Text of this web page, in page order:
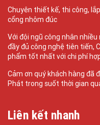
Chuyên thiết kế, thi công,
cổng nhôm đúc
Với đội ngũ công nhân
đầy đủ công nghệ tiên tiến,
phẩm tốt nhất với chi phí
Cảm ơn quý khách hàng đã
Phát trong suốt thời gian
Liên kết nhanh